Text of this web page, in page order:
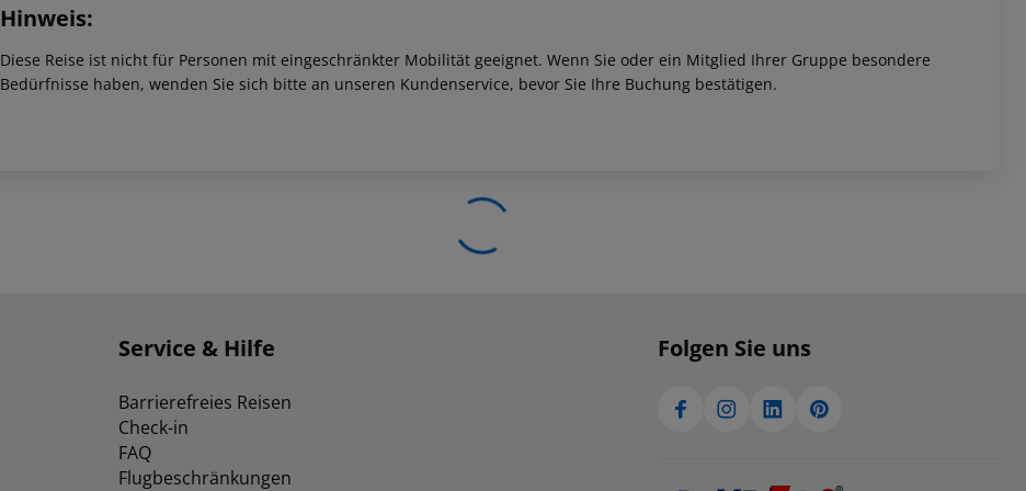
Hinweis:
Diese Reise ist nicht für Personen mit eingeschränkter Mobilität geeignet. Wenn Sie oder ein Mitglied Ihrer Gruppe besondere
Bedürfnisse haben, wenden Sie sich bitte an unseren Kundenservice, bevor Sie Ihre Buchung bestätigen.
Service & Hilfe
Barrierefreies Reisen
Check-in
FAQ
Flugbeschränkungen
Folgen Sie uns